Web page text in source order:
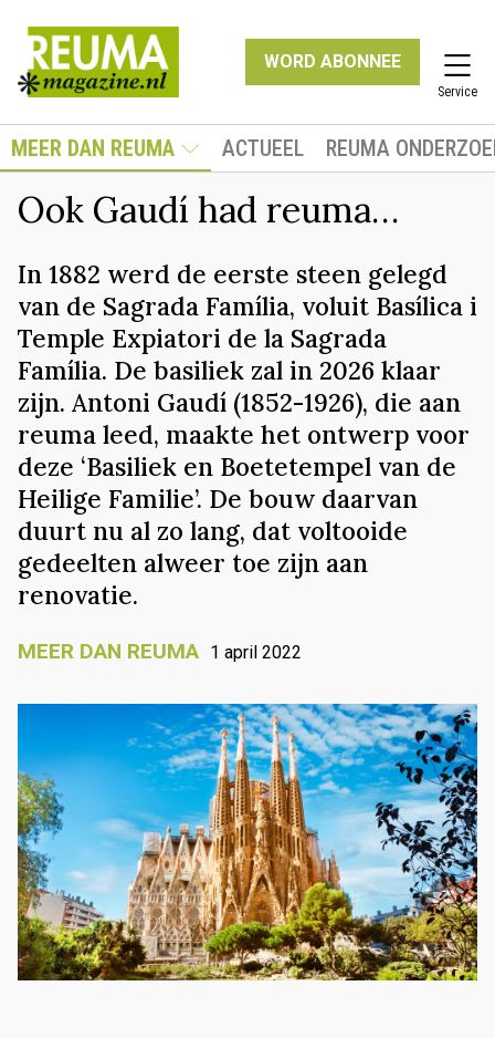
WORD ABONNEE
Service
MEER DAN REUMA ACTUEEL REUMA
Ook Gaudí had reuma…
In 1882 werd de eerste steen gelegd
van de Sagrada Família, voluit Basílica i
Temple Expiatori de la Sagrada
Família. De basiliek zal in 2026 klaar
zijn. Antoni Gaudí (1852-1926), die aan
reuma leed, maakte het ontwerp voor
deze ‘Basiliek en Boetetempel van de
Heilige Familie’. De bouw daarvan
duurt nu al zo lang, dat voltooide
gedeelten alweer toe zijn aan
renovatie.
MEER DAN REUMA 1 april 2022